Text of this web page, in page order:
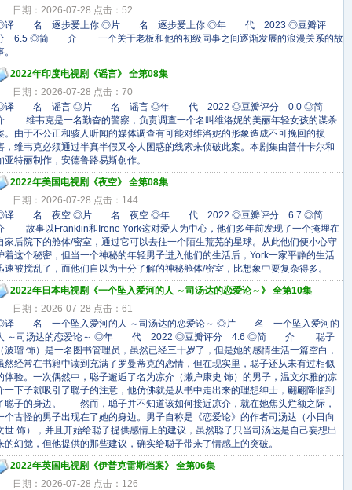
日期：2026-07-28 点击：52
译 名 逐步爱上你 ◎片 名 逐步爱上你 ◎年 代 2023 ◎豆瓣评
6.5 ◎简 介 一个关于老板和他的初级同事之间逐渐发展的浪漫关系的故
。
2022年印度电视剧《谣言》 全第08集
日期：2026-07-28 点击：70
译 名 谣言 ◎片 名 谣言 ◎年 代 2022 ◎豆瓣评分 0.0 ◎简
维韦克是一名勤奋的警察，负责调查一个名叫维洛妮的美丽年轻女孩的谋杀
。由于不公正和骇人听闻的媒体调查有可能对维洛妮的形象造成不可挽回的损
，维韦克必须通过半真半假又令人困惑的线索来侦破此案。本剧集由普什卡尔和
亚特丽制作，安德鲁路易斯创作。
2022年美国电视剧《夜空》 全第08集
日期：2026-07-28 点击：144
译 名 夜空 ◎片 名 夜空 ◎年 代 2022 ◎豆瓣评分 6.7 ◎简
故事以Franklin和Irene York这对爱人为中心，他们多年前发现了一个掩埋在
家后院下的舱体/密室，通过它可以去往一个陌生荒芜的星球。从此他们便小心守
着这个秘密，但当一个神秘的年轻男子进入他们的生活后，York一家平静的生活
速被搅乱了，而他们自以为十分了解的神秘舱体/密室，比想象中要复杂得多。
2022年日本电视剧《一个坠入爱河的人 ～司汤达的恋爱论～》 全第10集
日期：2026-07-28 点击：61
名 一个坠入爱河的人 ～司汤达的恋爱论～ ◎片 名 一个坠入爱河的
～司汤达的恋爱论～ ◎年 代 2022 ◎豆瓣评分 4.6 ◎简 介 聪子
波瑠 饰）是一名图书管理员，虽然已经三十岁了，但是她的感情生活一篇空白，
然经常在书籍中读到充满了罗曼蒂克的恋情，但在现实里，聪子还从未有过相似
体验。一次偶然中，聪子邂逅了名为凉介（濑户康史 饰）的男子，温文尔雅的凉
一下子就吸引了聪子的注意，他仿佛就是从书中走出来的理想绅士，翩翩降临到
聪子的身边。 然而，聪子并不知道该如何接近凉介，就在她焦头烂额之际，
个古怪的男子出现在了她的身边。男子自称是《恋爱论》的作者司汤达（小日向
世 饰），并且开始给聪子提供感情上的建议，虽然聪子只当司汤达是自己妄想出
的幻觉，但他提供的那些建议，确实给聪子带来了情感上的突破。
2022年英国电视剧《伊普克雷斯档案》 全第06集
日期：2026-07-28 点击：126